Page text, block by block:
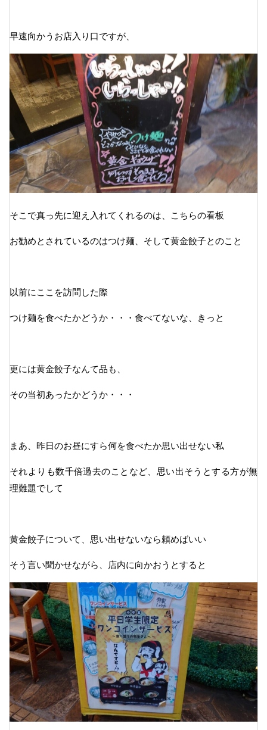
早速向かうお店入り口ですが、
そこで真っ先に迎え入れてくれるのは、こちらの看板
お勧めとされているのはつけ麺、そして黄金餃子とのこと
以前にここを訪問した際
つけ麺を食べたかどうか・・・食べてないな、きっと
更には黄金餃子なんて品も、
その当初あったかどうか・・・
まあ、昨日のお昼にすら何を食べたか思い出せない私
それよりも数千倍過去のことなど、思い出そうとする方が無
理難題でして
黄金餃子について、思い出せないなら頼めばいい
そう言い聞かせながら、店内に向かおうとすると